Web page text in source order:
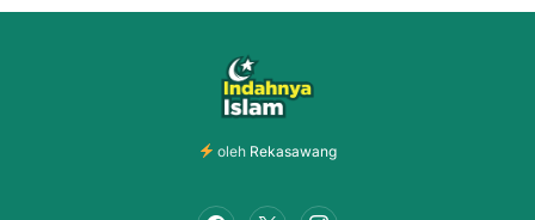
oleh Rekasawang